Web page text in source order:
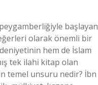
başlayan
olarak önemli bir
hem de İslam
tek ilahi kitap olan
temel unsuru nedir? İbn